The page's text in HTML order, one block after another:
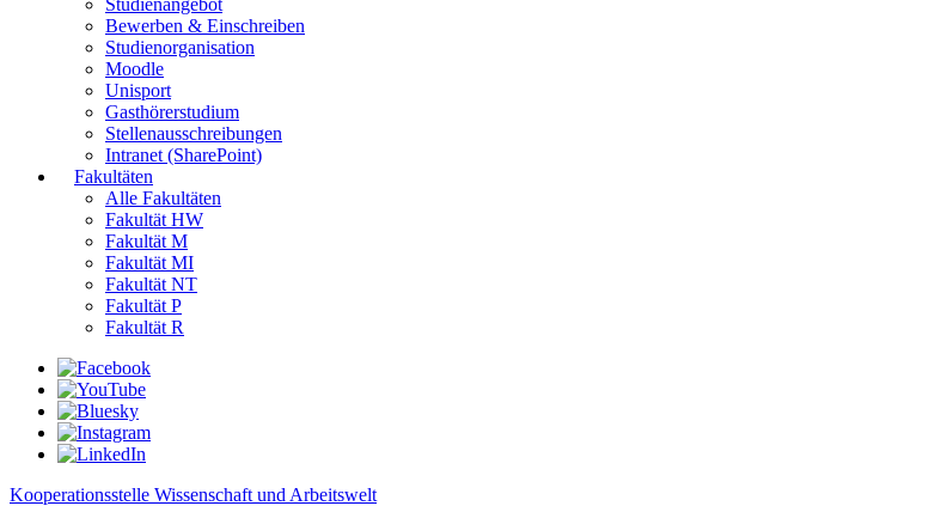
Studienangebot
Bewerben & Einschreiben
Studienorganisation
Moodle
Unisport
Gasthörerstudium
Stellenausschreibungen
Intranet (SharePoint)
Fakultäten
Alle Fakultäten
Fakultät HW
Fakultät M
Fakultät MI
Fakultät NT
Fakultät P
Fakultät R
Kooperationsstelle Wissenschaft und Arbeitswelt